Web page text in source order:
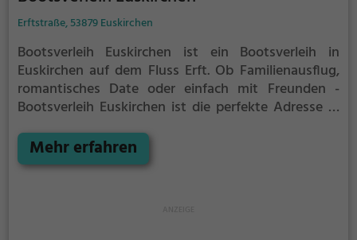
Erftstraße, 53879 Euskirchen
Bootsverleih Euskirchen ist ein Bootsverleih in
Euskirchen auf dem Fluss Erft. Ob Familienausflug,
romantisches Date oder einfach mit Freunden -
Bootsverleih Euskirchen ist die perfekte Adresse in
auch Sportbegeisterte und echte Wasserratten auf
ihre Kosten.
Mehr erfahren